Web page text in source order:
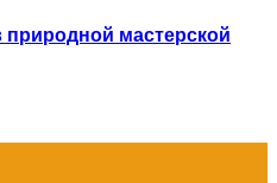
природной мастерской